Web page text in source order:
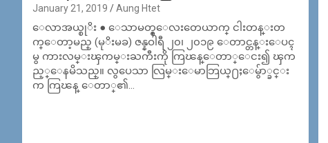
January 21, 2019 Aung Htet
ေလာအယ္စုိး ● ေသာမတ္စ္ေလးတေယာက္ ငါးတန္းတ
က္ေတာ့မည္ (မုိးမခ) ဇန္နဝါရီ ၂၀၊ ၂၀၁၉ ေတာင္တန္းေပၚ
မွ ကားလမ္းၾကမ္းႀကီးကို ကြၽန္ေတာ္ေငး၍ ၾက
ည့္ေနမိသည္။ လွပေသာ လြမ္းေမာဘြယ္႐ႈေမွ်ာ္ခင္း
က ကြၽန္ ေတာ္၏…